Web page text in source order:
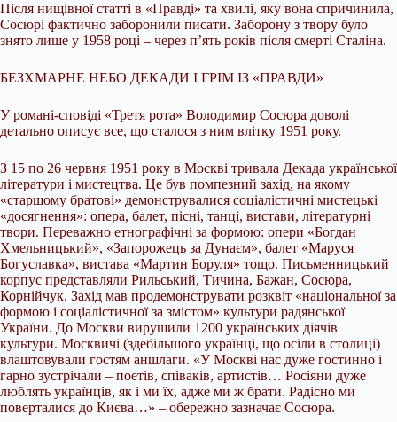
Після нищівної статті в «Правді» та хвилі, яку вона спричинила,
Сосюрі фактично заборонили писати. Заборону з твору було
знято лише у 1958 році – через п’ять років після смерті Сталіна.
БЕЗХМАРНЕ НЕБО ДЕКАДИ І ГРІМ ІЗ «ПРАВДИ»
У романі-сповіді «Третя рота» Володимир Сосюра доволі
детально описує все, що сталося з ним влітку 1951 року.
З 15 по 26 червня 1951 року в Москві тривала Декада української
літератури і мистецтва. Це був помпезний захід, на якому
«старшому братові» демонструвалися соціалістичні мистецькі
«досягнення»: опера, балет, пісні, танці, вистави, літературні
твори. Переважно етнографічні за формою: опери «Богдан
Хмельницький», «Запорожець за Дунаєм», балет «Маруся
Богуславка», вистава «Мартин Боруля» тощо. Письменницький
корпус представляли Рильський, Тичина, Бажан, Сосюра,
Корнійчук. Захід мав продемонструвати розквіт «національної за
формою і соціалістичної за змістом» культури радянської
України. До Москви вирушили 1200 українських діячів
культури. Москвичі (здебільшого українці, що осіли в столиці)
влаштовували гостям аншлаги. «У Москві нас дуже гостинно і
гарно зустрічали – поетів, співаків, артистів… Росіяни дуже
люблять українців, як і ми їх, адже ми ж брати. Радісно ми
поверталися до Києва…» – обережно зазначає Сосюра.